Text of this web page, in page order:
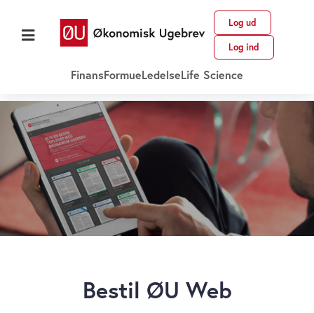
Log ud
Log ind
FinansFormueLedelseLife Science
Bestil ØU Web